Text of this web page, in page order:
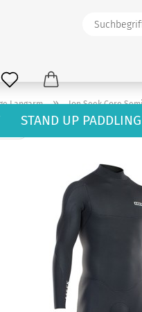
STAND UP PADDLING
Langarm » Ion Seek Core